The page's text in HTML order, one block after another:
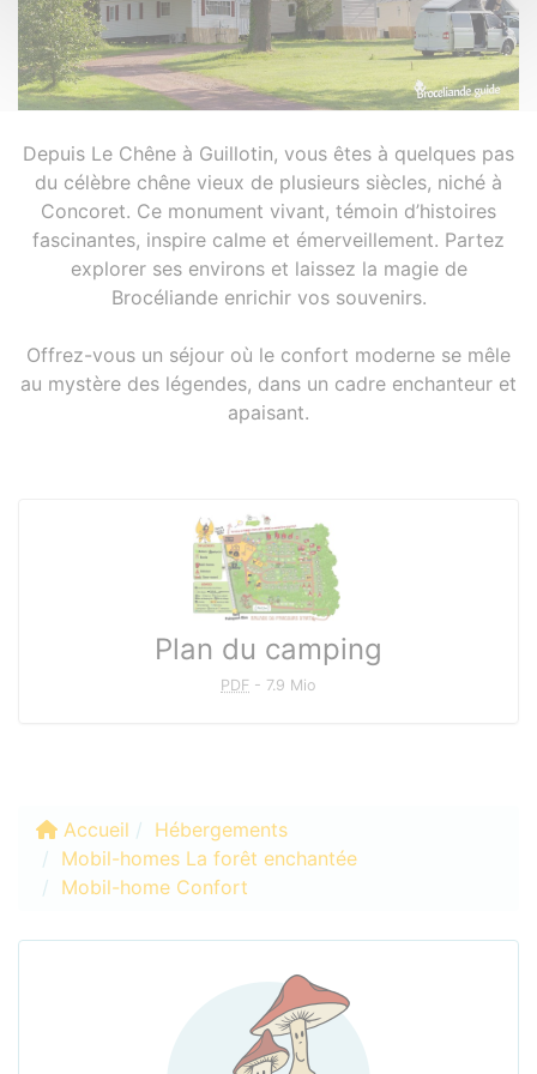
Depuis Le Chêne à Guillotin, vous êtes à quelques pas
du célèbre chêne vieux de plusieurs siècles, niché à
Concoret. Ce monument vivant, témoin d’histoires
fascinantes, inspire calme et émerveillement. Partez
explorer ses environs et laissez la magie de
Brocéliande enrichir vos souvenirs.
Offrez-vous un séjour où le confort moderne se mêle
au mystère des légendes, dans un cadre enchanteur et
apaisant.
Documents à télécharger
Plan du camping
PDF - 7.9 Mio
Accueil
Hébergements
Mobil-homes La forêt enchantée
Mobil-home Confort